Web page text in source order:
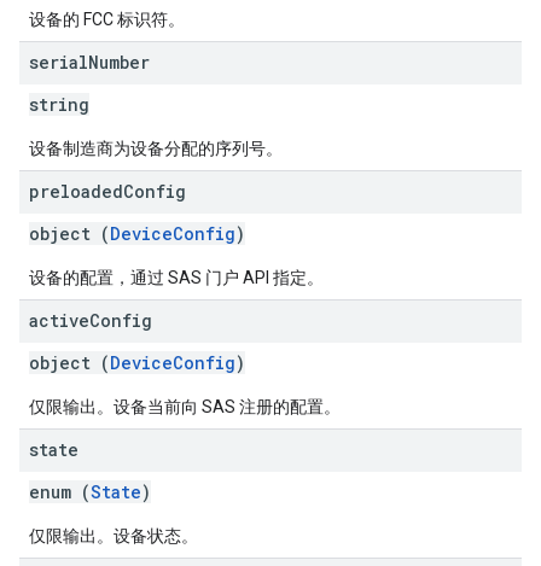
设备的 FCC 标识符。
serialNumber
string
设备制造商为设备分配的序列号。
preloadedConfig
object (DeviceConfig)
设备的配置，通过 SAS 门户 API 指定。
activeConfig
object (DeviceConfig)
仅限输出。设备当前向 SAS 注册的配置。
state
enum (State)
仅限输出。设备状态。